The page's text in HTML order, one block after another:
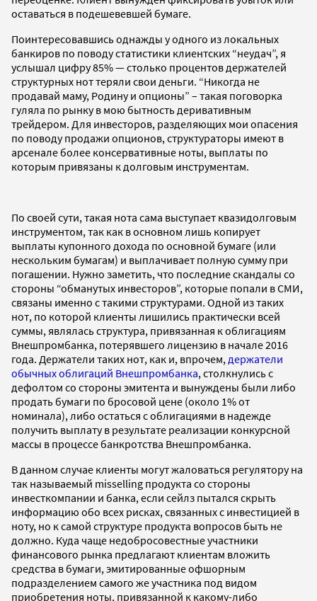
оставаться в подешевевшей бумаге.
Поинтересовавшись однажды у одного из локальных
банкиров по поводу статистики клиентских “неудач”, я
услышал цифру 85% — столько процентов держателей
структурных нот теряли свои деньги. “Никогда не
продавай маму, Родину и опционы” – такая поговорка
гуляла по рынку в мою бытность деривативным
трейдером. Для инвесторов, разделяющих мои опасения
по поводу продажи опционов, структураторы имеют в
арсенале более консервативные ноты, выплаты по
которым привязаны к долговым инструментам.
По своей сути, такая нота сама выступает квазидолговым
инструментом, так как в основном лишь копирует
выплаты купонного дохода по основной бумаге (или
нескольким бумагам) и выплачивает полную сумму при
погашении. Нужно заметить, что последние скандалы со
стороны “обманутых инвесторов”, которые попали в СМИ,
связаны именно с такими структурами. Одной из таких
нот, по которой клиенты лишились практически всей
суммы, являлась структура, привязанная к облигациям
Внешпромбанка, потерявшего лицензию в начале 2016
года. Держатели таких нот, как и, впрочем, держатели
обычных облигаций Внешпромбанка, столкнулись с
дефолтом со стороны эмитента и вынуждены были либо
продать бумаги по бросовой цене (около 1% от
номинала), либо остаться с облигациями в надежде
получить выплату в результате реализации конкурсной
массы в процессе банкротства Внешпромбанка.
В данном случае клиенты могут жаловаться регулятору на
так называемый misselling продукта со стороны
инвесткомпании и банка, если сейлз пытался скрыть
информацию обо всех рисках, связанных с инвестицией в
ноту, но к самой структуре продукта вопросов быть не
должно. Куда чаще недобросовестные участники
финансового рынка предлагают клиентам вложить
средства в бумаги, эмитированные офшорным
подразделением самого же участника под видом
приобретения ноты, привязанной к какому-либо